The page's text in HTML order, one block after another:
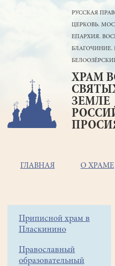
РУССКАЯ
ЦЕРКОВЬ.
ЕПАРХИЯ.
БЛАГОЧИНИЕ.
ХРАМ
ЗЕМЛЕ
Основная
ГЛАВНАЯ О ХРАМЕ
Боковое
меню
Приписной храм в
Пласкинино
Православный
образовательный